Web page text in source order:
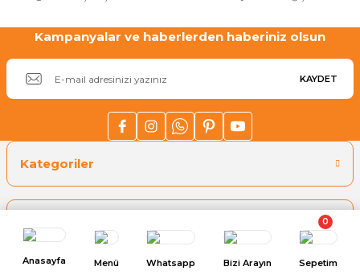
Kampanyalar ve haberlerden haberiniz olsun
KAYDET
Kategoriler
Anasayfa Menü Whatsapp Bizi Arayın Sepetim
0